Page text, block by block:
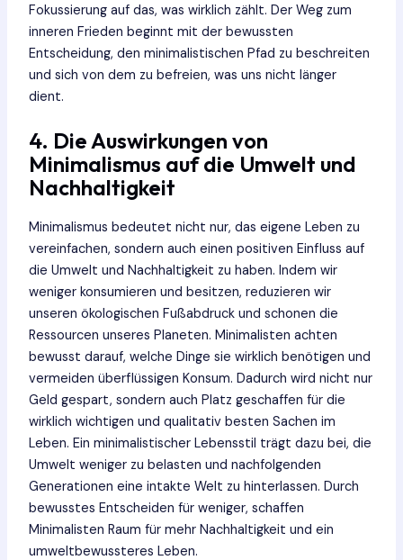
Fokussierung auf das, was wirklich zählt. Der Weg zum
inneren Frieden beginnt mit der bewussten
Entscheidung, den minimalistischen Pfad zu beschreiten
und sich von dem zu befreien, was uns nicht länger
dient.
4. Die Auswirkungen von
Minimalismus auf die Umwelt und
Nachhaltigkeit
Minimalismus bedeutet nicht nur, das eigene Leben zu
vereinfachen, sondern auch einen positiven Einfluss auf
die Umwelt und Nachhaltigkeit zu haben. Indem wir
weniger konsumieren und besitzen, reduzieren wir
unseren ökologischen Fußabdruck und schonen die
Ressourcen unseres Planeten. Minimalisten achten
bewusst darauf, welche Dinge sie wirklich benötigen und
vermeiden überflüssigen Konsum. Dadurch wird nicht nur
Geld gespart, sondern auch Platz geschaffen für die
wirklich wichtigen und qualitativ besten Sachen im
Leben. Ein minimalistischer Lebensstil trägt dazu bei, die
Umwelt weniger zu belasten und nachfolgenden
Generationen eine intakte Welt zu hinterlassen. Durch
bewusstes Entscheiden für weniger, schaffen
Minimalisten Raum für mehr Nachhaltigkeit und ein
umweltbewussteres Leben.